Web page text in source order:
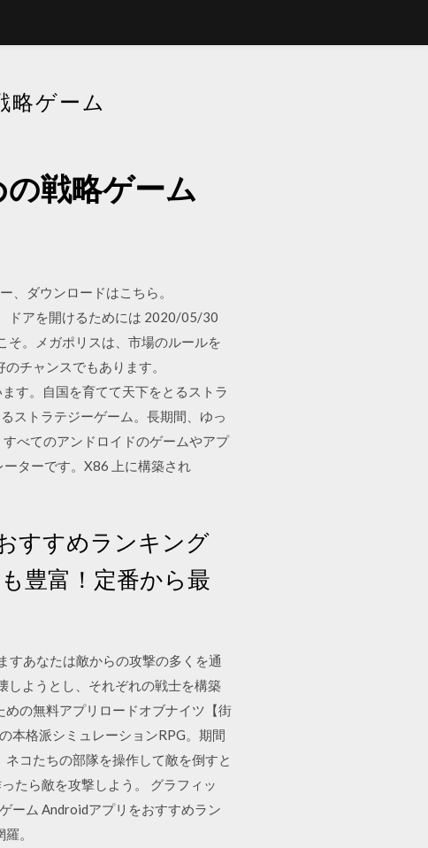
略ゲーム
戦略ゲーム
、ダウンロードはこちら。
ドアを開けるためには 2020/05/30
そ。メガポリスは、市場のルールを
チャンスでもあります。
す。自国を育てて天下をとるストラ
ストラテジーゲーム。長期間、ゆっ
べてのアンドロイドのゲームやアプ
ターです。X86 上に構築され
すすめランキング
豊富！定番から最
すあなたは敵からの攻撃の多くを通
しようとし、それぞれの戦士を構築
の無料アプリロードオブナイツ【街
本格派シミュレーションRPG。期間
コたちの部隊を操作して敵を倒すと
たら敵を攻撃しよう。 グラフィッ
ーム Androidアプリをおすすめラン
。